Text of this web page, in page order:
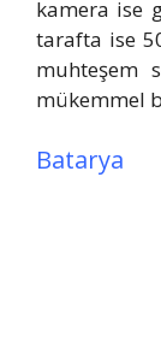
kamera ise
tarafta ise
muhteşem
mükemmel
Batarya